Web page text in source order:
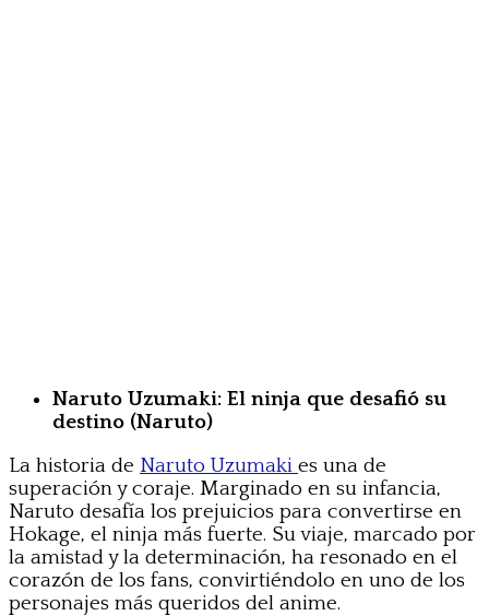
Naruto Uzumaki: El ninja que desafió su
destino (Naruto)
La historia de Naruto Uzumaki es una de
superación y coraje. Marginado en su infancia,
Naruto desafía los prejuicios para convertirse en
Hokage, el ninja más fuerte. Su viaje, marcado por
la amistad y la determinación, ha resonado en el
corazón de los fans, convirtiéndolo en uno de los
personajes más queridos del anime.